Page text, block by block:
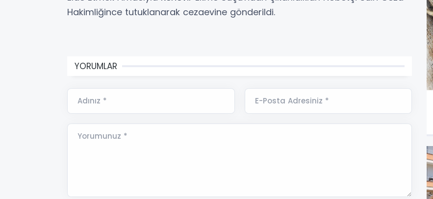
Hakimliğince tutuklanarak cezaevine gönderildi.
YORUMLAR
Adınız * E-Posta Adresiniz *
Yorumunuz *